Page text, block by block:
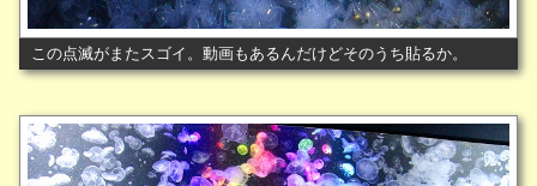
この点滅がまたスゴイ。動画もあるんだけどそのうち貼るか。